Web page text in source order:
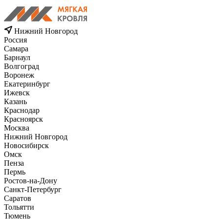
Нижний Новгород
Россия
Самара
Барнаул
Волгоград
Воронеж
Екатеринбург
Ижевск
Казань
Краснодар
Красноярск
Москва
Нижний Новгород
Новосибирск
Омск
Пенза
Пермь
Ростов-на-Дону
Санкт-Петербург
Саратов
Тольятти
Тюмень